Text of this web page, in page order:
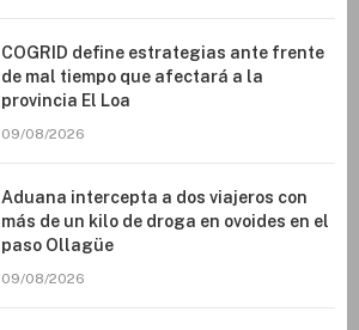
COGRID define estrategias ante frente
de mal tiempo que afectará a la
provincia El Loa
09/08/2026
Aduana intercepta a dos viajeros con
más de un kilo de droga en ovoides en el
paso Ollagüe
09/08/2026